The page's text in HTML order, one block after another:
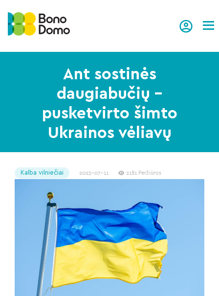
Ant sostinės
daugiabučių –
pusketvirto šimto
Ukrainos vėliavų
Kalba vilniečiai 2023-07-11 2181 Peržiūros